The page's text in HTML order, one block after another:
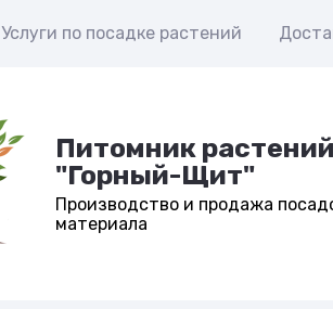
Услуги по посадке растений
Питомник растений
"Горный-Щит"
Производство и продажа
материала